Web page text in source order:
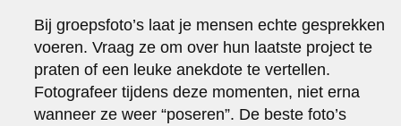
Bij groepsfoto’s laat je mensen echte gesprekken
voeren. Vraag ze om over hun laatste project te
praten of een leuke anekdote te vertellen.
Fotografeer tijdens deze momenten, niet erna
wanneer ze weer “poseren”. De beste foto’s